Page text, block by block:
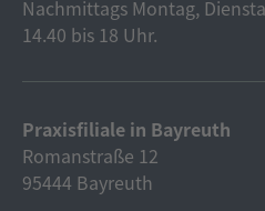
Nachmittags Montag,
14.40 bis 18 Uhr.
Praxisfiliale in Bayreuth
Romanstraße 12
95444 Bayreuth